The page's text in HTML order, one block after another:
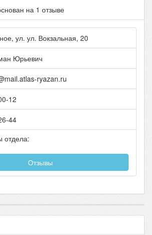
на 1 отзыве
, ул. ул. Вокзальная, 20
Юрьевич
ryazan.ru
12
44
отдела:
Отзывы